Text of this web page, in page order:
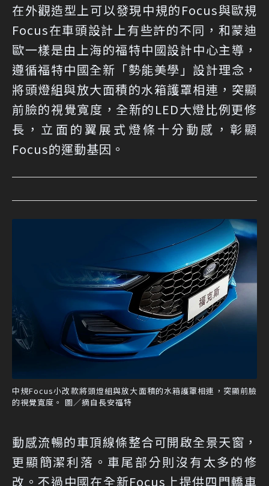
在外觀造型上可以發現中規的Focus與歐規
Focus在車頭設計上有些許的不同，和蒙迪
歐一樣是由上海的福特中國設計中心主導，
遵循福特中國全新「勢能美學」設計理念，
將頭燈組與放大面積的水箱護罩相連，突顯
前臉的視覺寬度，全新的LED大燈比例更修
長，立面的翼展式燈條十分動感，彰顯
Focus的運動基因。
中規Focus小改款將頭燈組與放大面積的水箱護罩相連，突顯前臉
的視覺寬度。 圖／摘自長安福特
動感流暢的車頂線條整合可開啟全景天窗，
更顯簡潔利落。車尾部分則沒有太多的修
改。不過中國在全新Focus上提供四門轎車